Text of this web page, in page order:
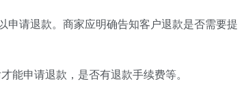
申请退款。商家应明确告知客户退款是否需要提
能申请退款，是否有退款手续费等。